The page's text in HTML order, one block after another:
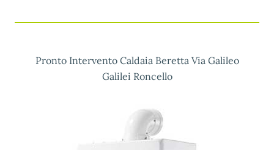
Pronto Intervento Caldaia Beretta Via Galileo
Galilei Roncello